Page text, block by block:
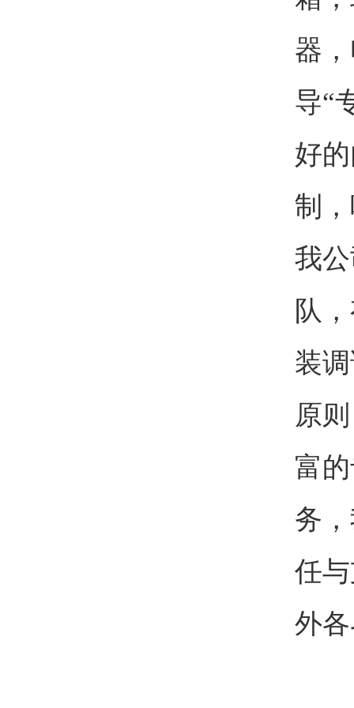
器
导“
好
制
我
队
装
原
富
务
任
外